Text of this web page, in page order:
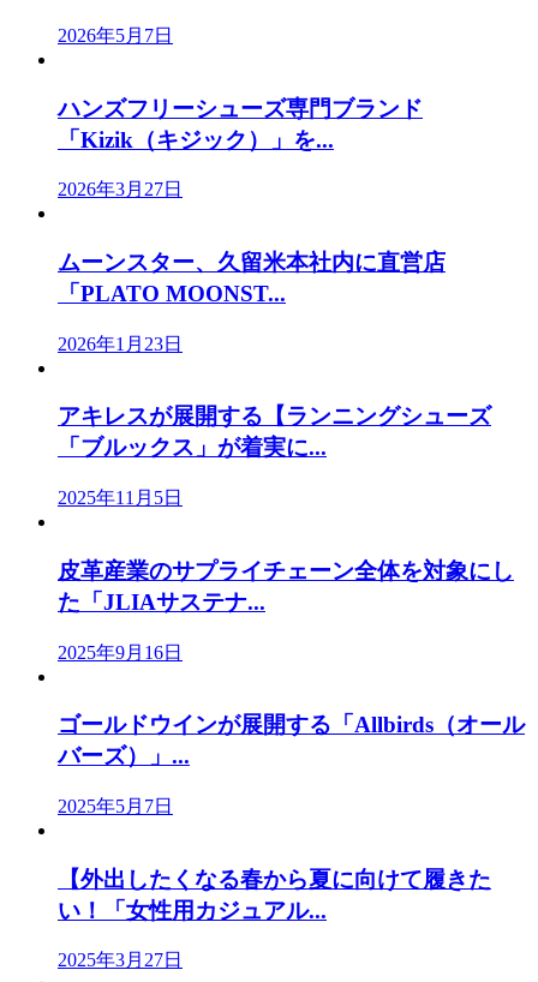
2026年5月7日
ハンズフリーシューズ専門ブランド
「Kizik（キジック）」を...
2026年3月27日
ムーンスター、久留米本社内に直営店
「PLATO MOONST...
2026年1月23日
アキレスが展開する【ランニングシューズ
「ブルックス」が着実に...
2025年11月5日
皮革産業のサプライチェーン全体を対象にし
た「JLIAサステナ...
2025年9月16日
ゴールドウインが展開する「Allbirds（オール
バーズ）」...
2025年5月7日
【外出したくなる春から夏に向けて履きた
い！「女性用カジュアル...
2025年3月27日